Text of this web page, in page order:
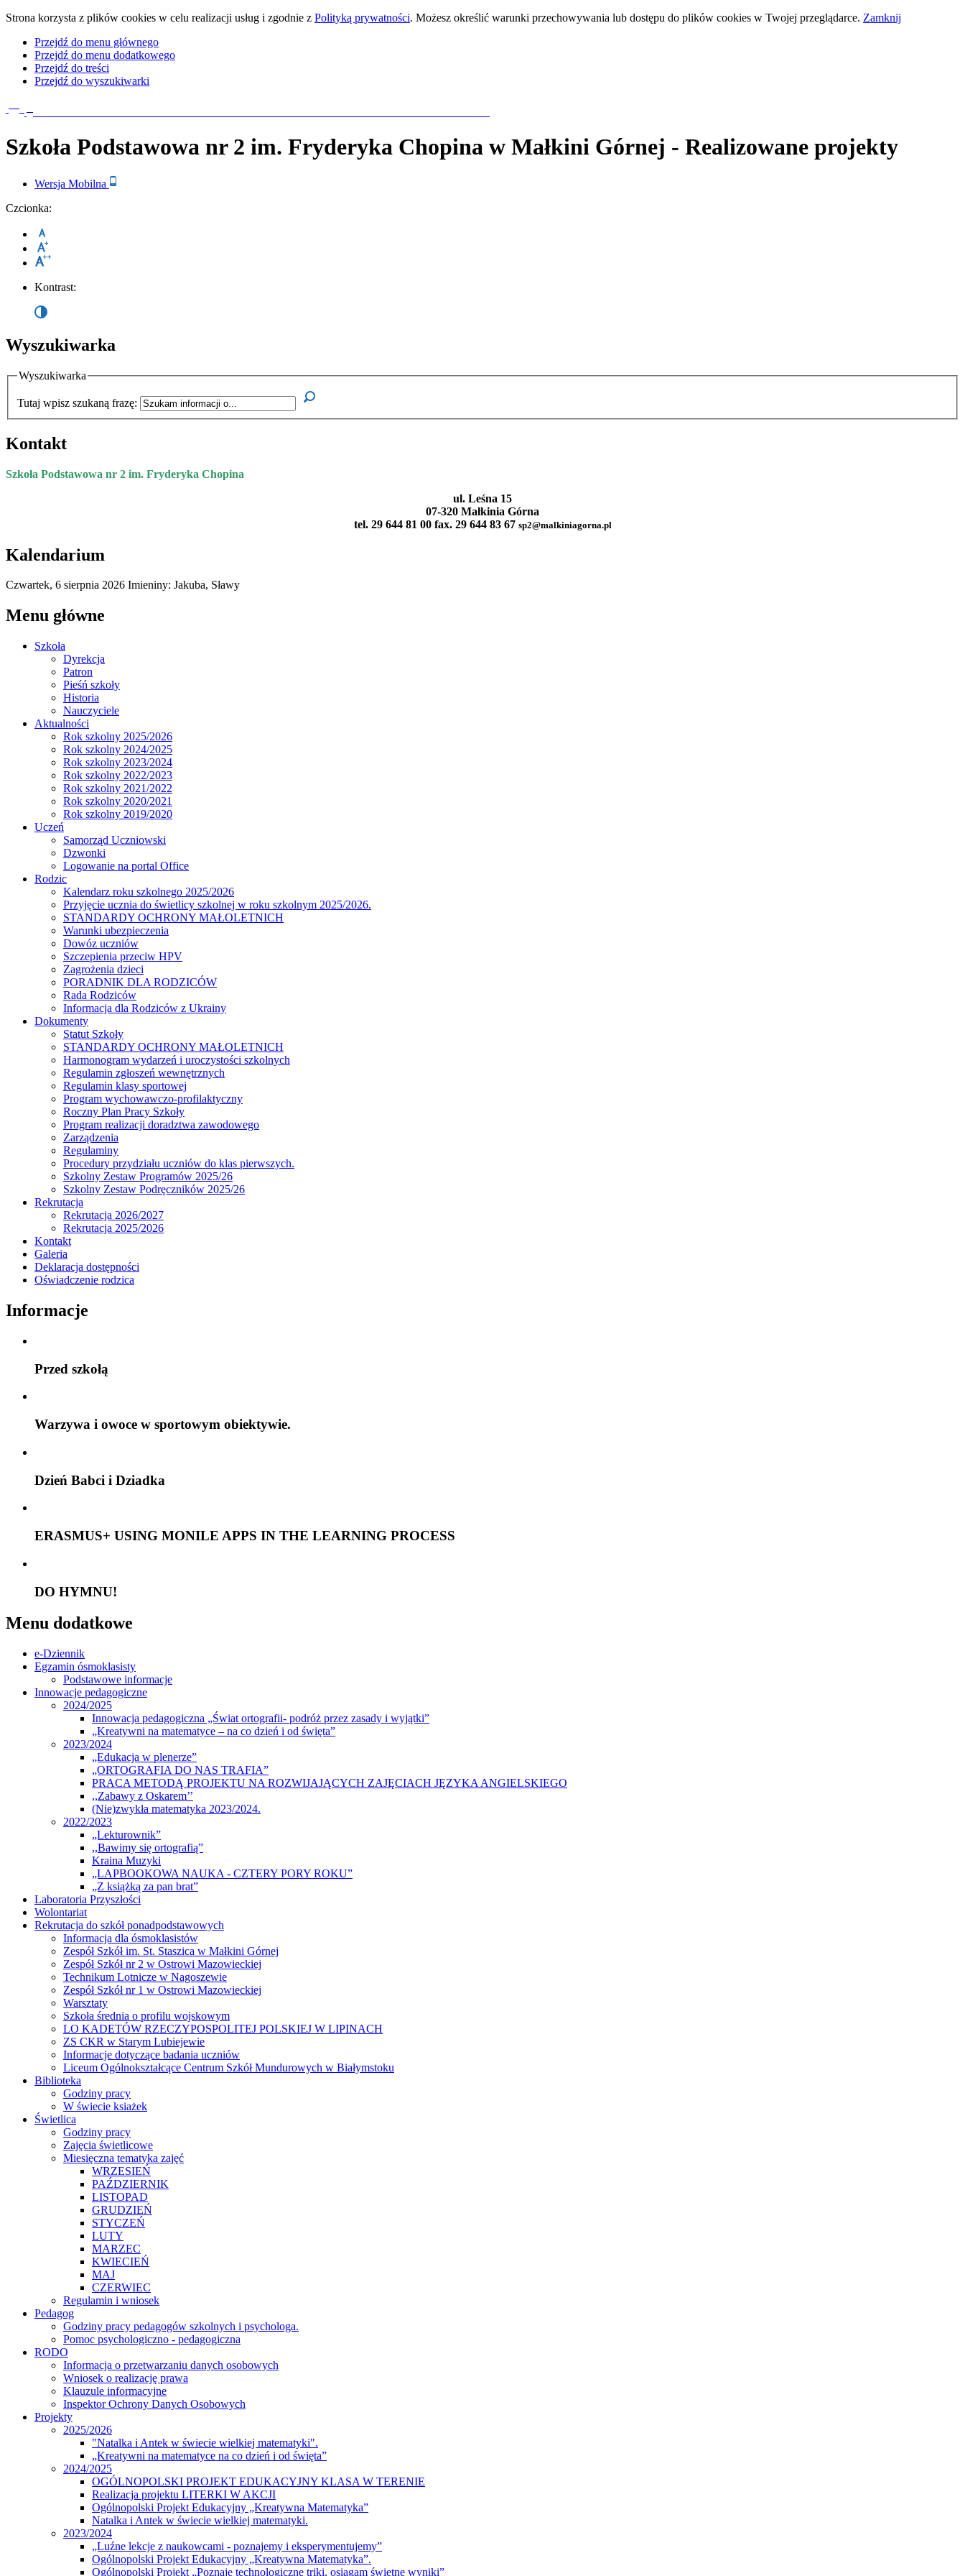
Strona korzysta z plików cookies w celu realizacji usług i zgodnie z Polityką prywatności. Możesz określić warunki przechowywania lub dostępu do plików cookies w Twojej przeglądarce. Zamknij
Przejdź do menu głównego
Przejdź do menu dodatkowego
Przejdź do treści
Przejdź do wyszukiwarki
Szkoła Podstawowa nr 2 im. Fryderyka Chopina w Małkini Górnej - Realizowane projekty
Wersja Mobilna
Czcionka:
Kontrast:
Wyszukiwarka
Wyszukiwarka
Tutaj wpisz szukaną frazę:
Kontakt
Szkoła Podstawowa nr 2 im. Fryderyka Chopina
ul. Leśna 15
07-320 Małkinia Górna
tel. 29 644 81 00 fax. 29 644 83 67 sp2@malkiniagorna.pl
Kalendarium
Czwartek, 6 sierpnia 2026 Imieniny: Jakuba, Sławy
Menu główne
Szkoła
Dyrekcja
Patron
Pieśń szkoły
Historia
Nauczyciele
Aktualności
Rok szkolny 2025/2026
Rok szkolny 2024/2025
Rok szkolny 2023/2024
Rok szkolny 2022/2023
Rok szkolny 2021/2022
Rok szkolny 2020/2021
Rok szkolny 2019/2020
Uczeń
Samorząd Uczniowski
Dzwonki
Logowanie na portal Office
Rodzic
Kalendarz roku szkolnego 2025/2026
Przyjęcie ucznia do świetlicy szkolnej w roku szkolnym 2025/2026.
STANDARDY OCHRONY MAŁOLETNICH
Warunki ubezpieczenia
Dowóz uczniów
Szczepienia przeciw HPV
Zagrożenia dzieci
PORADNIK DLA RODZICÓW
Rada Rodziców
Іnformacja dla Rodziców z Ukrainy
Dokumenty
Statut Szkoły
STANDARDY OCHRONY MAŁOLETNICH
Harmonogram wydarzeń i uroczystości szkolnych
Regulamin zgłoszeń wewnętrznych
Regulamin klasy sportowej
Program wychowawczo-profilaktyczny
Roczny Plan Pracy Szkoły
Program realizacji doradztwa zawodowego
Zarządzenia
Regulaminy
Procedury przydziału uczniów do klas pierwszych.
Szkolny Zestaw Programów 2025/26
Szkolny Zestaw Podręczników 2025/26
Rekrutacja
Rekrutacja 2026/2027
Rekrutacja 2025/2026
Kontakt
Galeria
Deklaracja dostępności
Oświadczenie rodzica
Informacje
Przed szkołą
Warzywa i owoce w sportowym obiektywie.
Dzień Babci i Dziadka
ERASMUS+ USING MONILE APPS IN THE LEARNING PROCESS
DO HYMNU!
Menu dodatkowe
e-Dziennik
Egzamin ósmoklasisty
Podstawowe informacje
Innowacje pedagogiczne
2024/2025
Innowacja pedagogiczna „Świat ortografii- podróż przez zasady i wyjątki”
„Kreatywni na matematyce – na co dzień i od święta”
2023/2024
„Edukacja w plenerze”
„ORTOGRAFIA DO NAS TRAFIA”
PRACA METODĄ PROJEKTU NA ROZWIJAJĄCYCH ZAJĘCIACH JĘZYKA ANGIELSKIEGO
,,Zabawy z Oskarem’’
(Nie)zwykła matematyka 2023/2024.
2022/2023
„Lekturownik”
,,Bawimy się ortografią”
Kraina Muzyki
„LAPBOOKOWA NAUKA - CZTERY PORY ROKU”
„Z książką za pan brat”
Laboratoria Przyszłości
Wolontariat
Rekrutacja do szkół ponadpodstawowych
Informacja dla ósmoklasistów
Zespół Szkół im. St. Staszica w Małkini Górnej
Zespół Szkół nr 2 w Ostrowi Mazowieckiej
Technikum Lotnicze w Nagoszewie
Zespół Szkół nr 1 w Ostrowi Mazowieckiej
Warsztaty
Szkoła średnia o profilu wojskowym
LO KADETÓW RZECZYPOSPOLITEJ POLSKIEJ W LIPINACH
ZS CKR w Starym Lubiejewie
Informacje dotyczące badania uczniów
Liceum Ogólnokształcące Centrum Szkół Mundurowych w Białymstoku
Biblioteka
Godziny pracy
W świecie ksiażek
Świetlica
Godziny pracy
Zajęcia świetlicowe
Miesięczna tematyka zajęć
WRZESIEŃ
PAŹDZIERNIK
LISTOPAD
GRUDZIEŃ
STYCZEŃ
LUTY
MARZEC
KWIECIEŃ
MAJ
CZERWIEC
Regulamin i wniosek
Pedagog
Godziny pracy pedagogów szkolnych i psychologa.
Pomoc psychologiczno - pedagogiczna
RODO
Informacja o przetwarzaniu danych osobowych
Wniosek o realizację prawa
Klauzule informacyjne
Inspektor Ochrony Danych Osobowych
Projekty
2025/2026
"Natalka i Antek w świecie wielkiej matematyki".
„Kreatywni na matematyce na co dzień i od święta”
2024/2025
OGÓLNOPOLSKI PROJEKT EDUKACYJNY KLASA W TERENIE
Realizacja projektu LITERKI W AKCJI
Ogólnopolski Projekt Edukacyjny „Kreatywna Matematyka”
Natalka i Antek w świecie wielkiej matematyki.
2023/2024
„Luźne lekcje z naukowcami - poznajemy i eksperymentujemy”
Ogólnopolski Projekt Edukacyjny „Kreatywna Matematyka”.
Ogólnopolski Projekt „Poznaję technologiczne triki, osiągam świetne wyniki”